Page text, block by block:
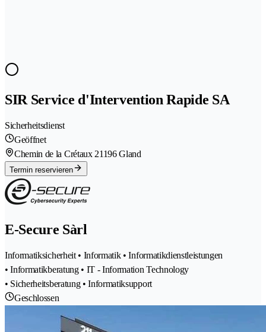
SIR Service d'Intervention Rapide SA
Sicherheitsdienst
Geöffnet
Chemin de la Crétaux 21196 Gland
Termin reservieren
E-Secure Sàrl
Informatiksicherheit • Informatik • Informatikdienstleistungen
• Informatikberatung • IT - Information Technology
• Sicherheitsberatung • Informatiksupport
Geschlossen